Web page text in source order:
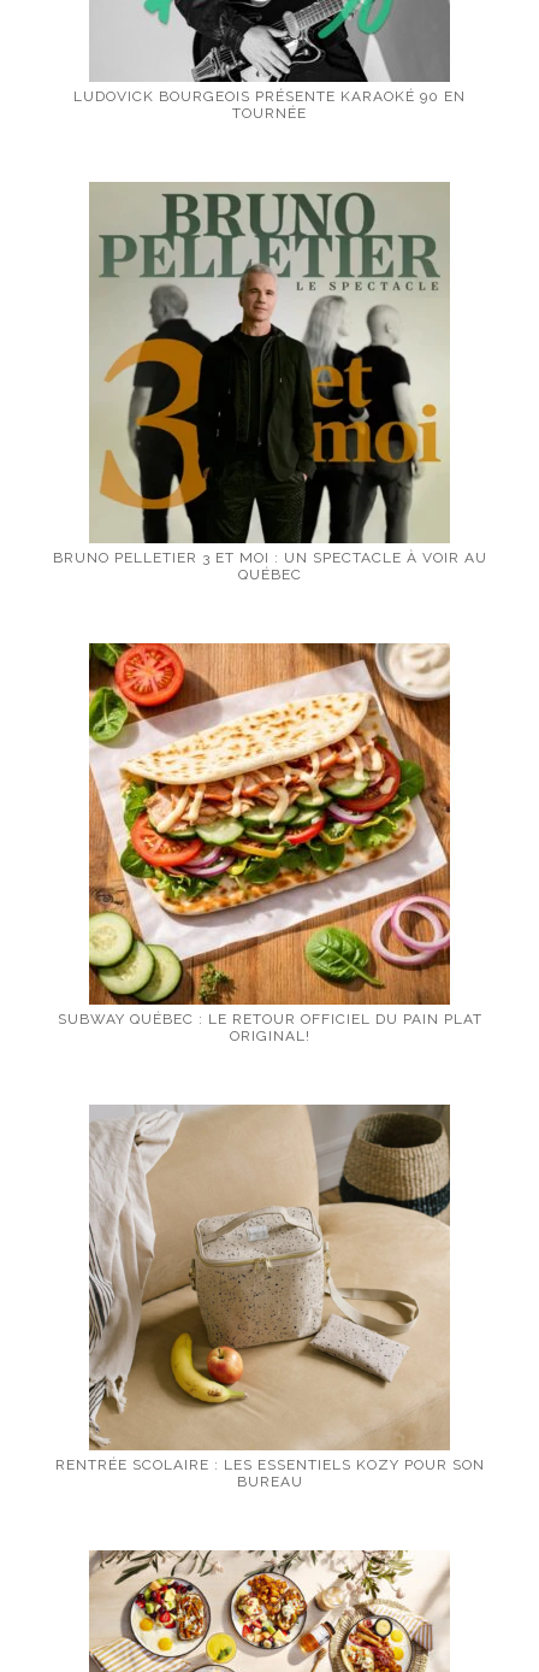
LUDOVICK BOURGEOIS PRÉSENTE KARAOKÉ 90 EN
TOURNÉE
BRUNO PELLETIER 3 ET MOI : UN SPECTACLE À VOIR AU
QUÉBEC
SUBWAY QUÉBEC : LE RETOUR OFFICIEL DU PAIN PLAT
ORIGINAL!
RENTRÉE SCOLAIRE : LES ESSENTIELS KOZY POUR SON
BUREAU